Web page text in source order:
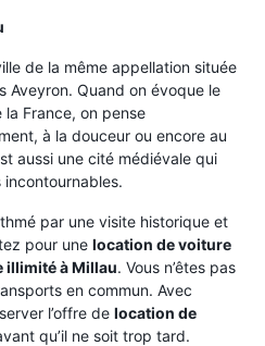
de la même appellation située
Aveyron. Quand on évoque le
France, on pense
à la douceur ou encore au
aussi une cité médiévale qui
par une visite historique et
pour une location de voiture
illimité à Millau. Vous n’êtes pas
en commun. Avec
l’offre de location de
qu’il ne soit trop tard.